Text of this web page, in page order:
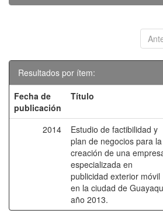
Resultados por ítem:
Fecha de
publicación
Título
2014
Estudio de factibilidad y
plan de negocios para la
creación de una
especializada en
publicidad exterior móvil
en la ciudad de
año 2013.